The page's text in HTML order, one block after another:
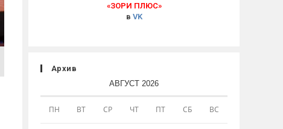
«ЗОРИ ПЛЮС»
в VK
Архив
АВГУСТ 2026
ПН ВТ СР ЧТ ПТ СБ ВС